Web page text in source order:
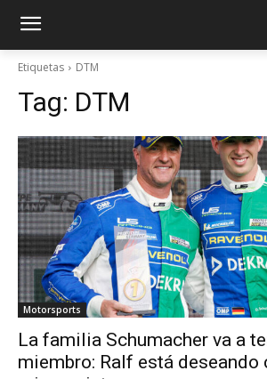
Etiquetas DTM
Tag: DTM
Motorsports
La familia Schumacher va a
miembro: Ralf está deseando